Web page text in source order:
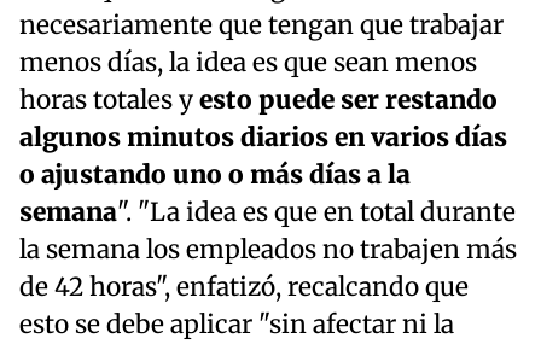
necesariamente que tengan que trabajar
menos días, la idea es que sean menos
horas totales yesto puede ser restando
algunos minutos diarios en varios días
o ajustando uno o más días a la
semana". "La idea es que en total durante
la semana los empleados no trabajen más
de 42 horas", enfatizó, recalcando que
esto se debe aplicar "sin afectar ni la